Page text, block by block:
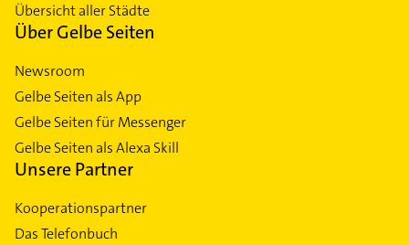
Übersicht aller Städte
Über Gelbe Seiten
Newsroom
Gelbe Seiten als App
Gelbe Seiten für Messenger
Gelbe Seiten als Alexa Skill
Unsere Partner
Kooperationspartner
Das Telefonbuch